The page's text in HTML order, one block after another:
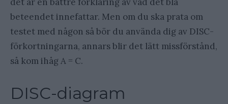
beteendet innefattar. Men om du ska prata om
testet med någon så bör du använda dig av DISC-
förkortningarna, annars blir det lätt missförstånd,
så kom ihåg A = C.
DISC-diagram